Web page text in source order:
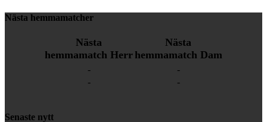
Nästa hemmamatcher
Nästa
hemmamatch Herr
-
-
Nästa
hemmamatch Dam
-
-
Senaste nytt